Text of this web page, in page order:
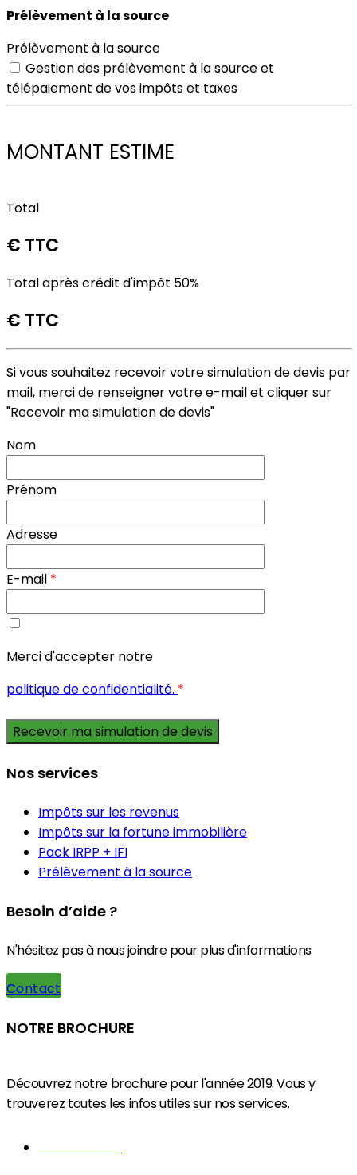
Prélèvement à la source
Prélèvement à la source
Gestion des prélèvement à la source et
télépaiement de vos impôts et taxes
MONTANT ESTIME
Total
€ TTC
Total après crédit d'impôt 50%
€ TTC
Si vous souhaitez recevoir votre simulation de devis par
mail, merci de renseigner votre e-mail et cliquer sur
"Recevoir ma simulation de devis"
Nom
Prénom
Adresse
E-mail *
Merci d'accepter notre
politique de confidentialité. *
Nos services
Impôts sur les revenus
Impôts sur la fortune immobilière
Pack IRPP + IFI
Prélèvement à la source
Besoin d’aide ?
N'hésitez pas à nous joindre pour plus d'informations
Contact
NOTRE BROCHURE
Découvrez notre brochure pour l'année 2019. Vous y
trouverez toutes les infos utiles sur nos services.